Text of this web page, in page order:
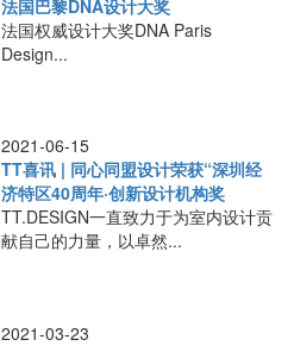
法国巴黎DNA设计大奖
法国权威设计大奖DNA Paris
Design...
2021-06-15
TT喜讯 | 同心同盟设计荣获“深圳经
济特区40周年·创新设计机构奖
TT.DESIGN一直致力于为室内设计贡
献自己的力量，以卓然...
2021-03-23